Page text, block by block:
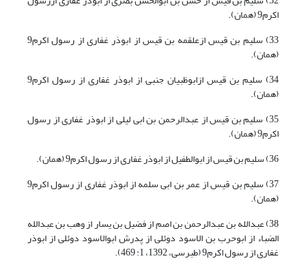
اکرم9 (همان).
33) سلیم بن قیس ازعلقمه بن قیس از ابوذر غفاری از رسول اکرم9
(همان).
34) سلیم بن قیس ازابوظبیان جنبی از ابوذر غفاری از رسول اکرم9
(همان).
35) سلیم بن قیس از عبدالرحمن بن ابی لیلی از ابوذر غفاری از رسول
اکرم9 (همان).
36) سلیم بن قیس از ابوالطفیل از ابوذر غفاری از رسول اکرم9 (همان).
37) سلیم بن قیس از عمر بن ابی سلمه از ابوذر غفاری از رسول اکرم9
(همان).
38) عبدالله بن عبدالرحمن بن اصم از فضیل بن یسار از وهب بن عبدالله
الضباء از ابوحرب بن الاسود دوئلی از پدرش ابوالاسود دوئلی از ابوذر
غفاری از رسول اکرم9 (طبرسی، 1392، 1: 469).